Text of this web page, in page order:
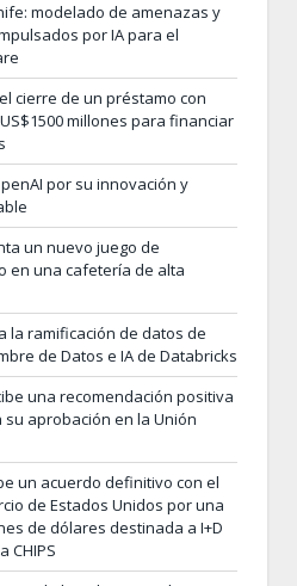
modelado de amenazas y
por IA para el
cierre de un préstamo con
millones para financiar
por su innovación y
un nuevo juego de
en una cafetería de alta
la ramificación de datos de
de Datos e IA de Databricks
una recomendación positiva
su aprobación en la Unión
un acuerdo definitivo con el
de Estados Unidos por una
de dólares destinada a I+D
CHIPS